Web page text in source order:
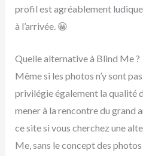
profil est agréablement
à l’arrivée. 😀
Quelle alternative à Blind Me ?
Même si les photos n’y sont
privilégie également la qualité
mener à la rencontre du grand
ce site si vous cherchez une
Me, sans le concept des